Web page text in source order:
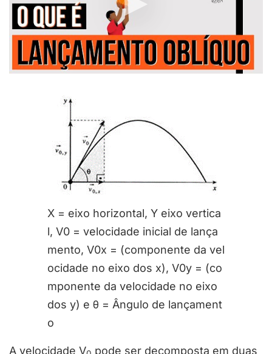
X = eixo horizontal, Y eixo vertica
l, V0 = velocidade inicial de lança
mento, V0x = (componente da vel
ocidade no eixo dos x), V0y = (co
mponente da velocidade no eixo
dos y) e θ = Ângulo de lançament
o
A velocidade V pode ser decomposta em duas